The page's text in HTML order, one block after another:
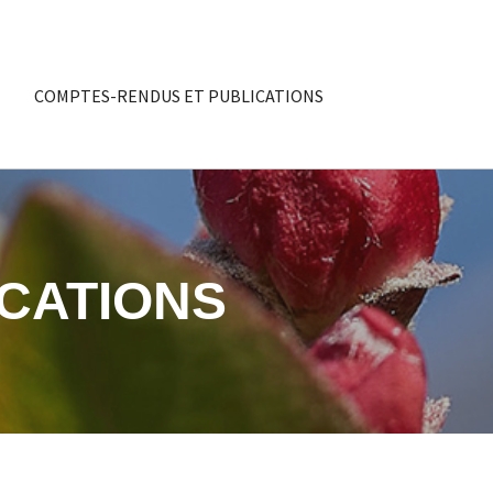
COMPTES-RENDUS ET PUBLICATIONS